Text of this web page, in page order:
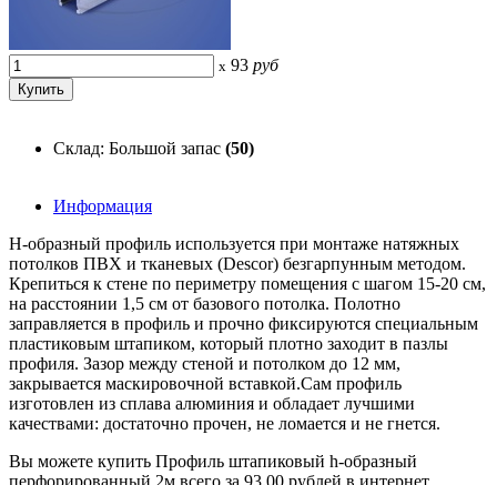
x 93 руб
Склад: Большой запас (50)
Информация
H-образный профиль используется при монтаже натяжных
потолков ПВХ и тканевых (Descor) безгарпунным методом.
Крепиться к стене по периметру помещения с шагом 15-20 см,
на расстоянии 1,5 см от базового потолка. Полотно
заправляется в профиль и прочно фиксируются специальным
пластиковым штапиком, который плотно заходит в пазлы
профиля. Зазор между стеной и потолком до 12 мм,
закрывается маскировочной вставкой.Сам профиль
изготовлен из сплава алюминия и обладает лучшими
качествами: достаточно прочен, не ломается и не гнется.
Вы можете купить Профиль штапиковый h-образный
перфорированный 2м всего за 93.00 рублей в интернет